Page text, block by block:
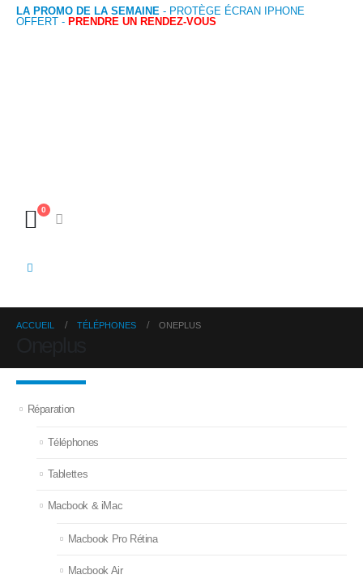
LA PROMO DE LA SEMAINE - PROTÈGE ÉCRAN IPHONE
OFFERT - PRENDRE UN RENDEZ-VOUS
0
ACCUEIL TÉLÉPHONES ONEPLUS
Réparation
Téléphones
Tablettes
Macbook & iMac
Macbook Pro Rétina
Macbook Air